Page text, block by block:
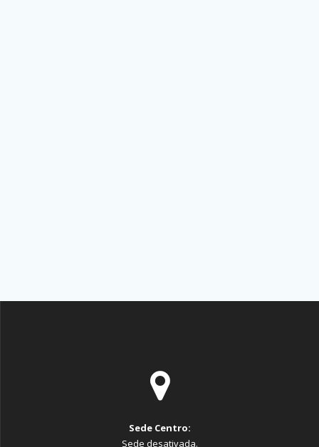
Sede Centro:
Sede desativada.